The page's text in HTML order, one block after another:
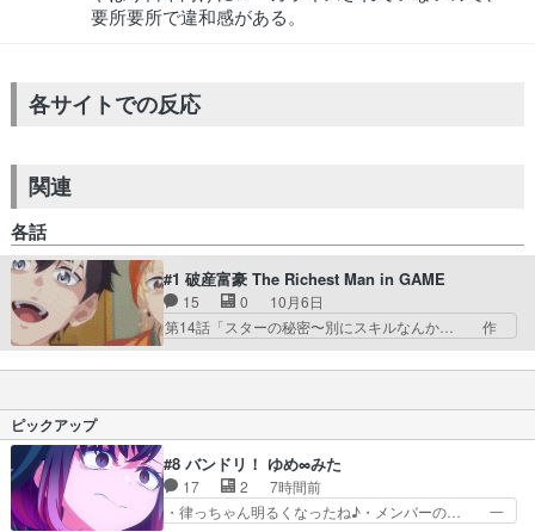
要所要所で違和感がある。
各サイトでの反応
関連
各話
#1 破産富豪 The Richest Man in GAME
15 0
10月6日
第14話「スターの秘密〜別にスキルなんか… 作
画が大分手抜きだし演出が古い感じあるな… うわ
ぁー主人公の性格が苦手だわけど、「努… 社畜の
会社員生活を送るペイ・チェンは、… べつに中華
本人に合わない奴だな…番組表… 物語の基本的な
設定と主人公の感情について… 本人は失敗する気
満々なのに何故かそれが成… タイムスリップして
金儲け。毎回思う支那ア…
ピックアップ
#8 バンドリ！ ゆめ∞みた
17 2
7時間前
・律っちゃん明るくなったね♪・メンバーの… 一